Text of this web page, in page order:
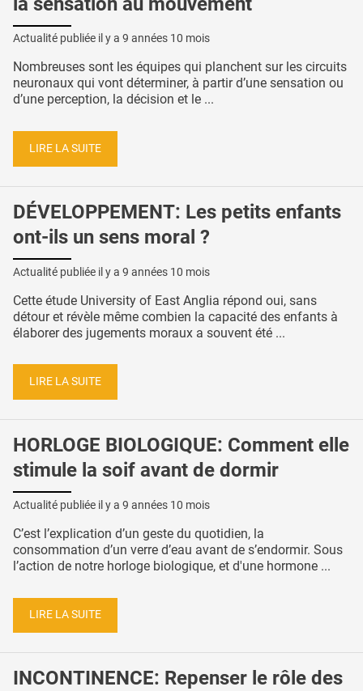
Actualité publiée il y a 9 années 10 mois
Nombreuses sont les équipes qui planchent sur les circuits
neuronaux qui vont déterminer, à partir d’une sensation ou
d’une perception, la décision et le ...
LIRE LA SUITE
DÉVELOPPEMENT: Les petits enfants
ont-ils un sens moral ?
Actualité publiée il y a 9 années 10 mois
Cette étude University of East Anglia répond oui, sans
détour et révèle même combien la capacité des enfants à
élaborer des jugements moraux a souvent été ...
LIRE LA SUITE
HORLOGE BIOLOGIQUE: Comment elle
stimule la soif avant de dormir
Actualité publiée il y a 9 années 10 mois
C’est l’explication d’un geste du quotidien, la
consommation d’un verre d’eau avant de s’endormir. Sous
l’action de notre horloge biologique, et d'une hormone ...
LIRE LA SUITE
INCONTINENCE: Repenser le rôle des